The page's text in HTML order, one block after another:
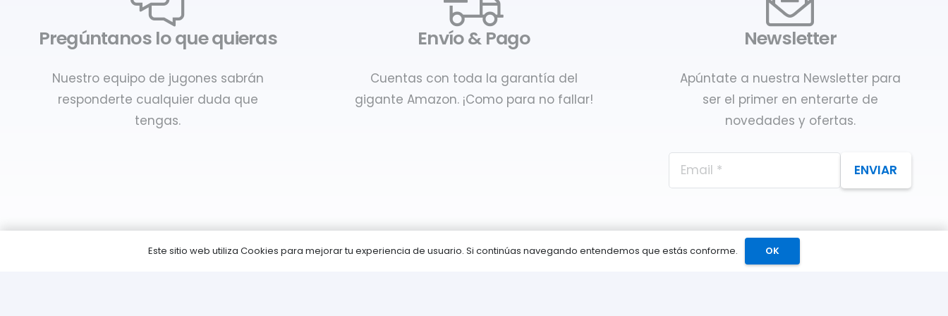
Pregúntanos lo que quieras
Nuestro equipo de jugones sabrán
responderte cualquier duda que
tengas.
Envío & Pago
Cuentas con toda la garantía del
gigante Amazon. ¡Como para no fallar!
Newsletter
Apúntate a nuestra Newsletter para
ser el primer en enterarte de
novedades y ofertas.
ENVIAR
Este sitio web utiliza Cookies para mejorar tu experiencia de usuario. Si continúas navegando entendemos que estás conforme. OK